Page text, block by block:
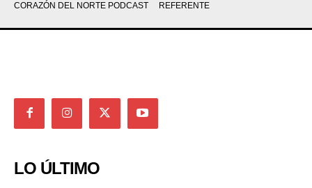
CORAZÓN DEL NORTE PODCAST
REFERENTE
LO ÚLTIMO